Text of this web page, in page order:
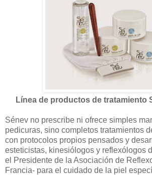
Línea de productos de tratamiento
Sénev no prescribe ni ofrece simples
pedicuras, sino completos tratamientos
con protocolos propios pensados y
esteticistas, kinesiólogos y reflexólogos
el Presidente de la Asociación de
Francia- para el cuidado de la piel